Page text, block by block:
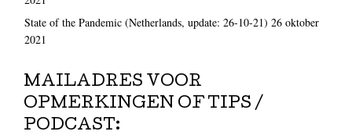
State of the Pandemic (Netherlands, update: 26-10-21) 26 oktober
2021
MAILADRES VOOR
OPMERKINGEN OF TIPS /
PODCAST: